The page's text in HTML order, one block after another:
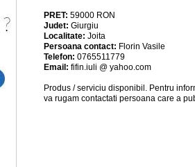
PRET: 59000 RON
Judet: Giurgiu
Localitate: Joita
Persoana contact: Florin Vasile
Telefon: 0765511779
Email: fifin.iuli @ yahoo.com
Produs / serviciu disponibil . Pentru
va rugam contactati persoana care a